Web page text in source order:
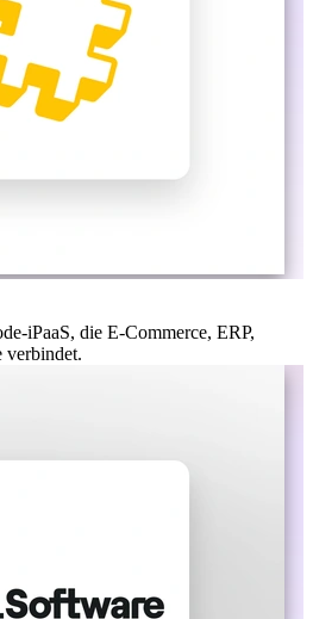
iPaaS, die E-Commerce, ERP,
verbindet.